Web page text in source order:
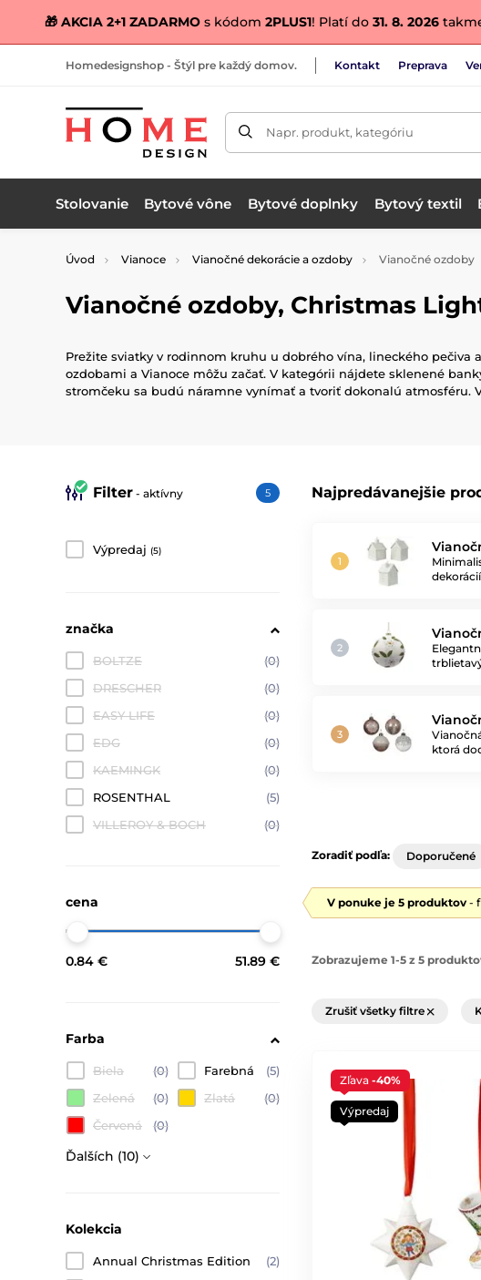
🎁 AKCIA 2+1 ZADARMO s kódom 2PLUS1! Platí do 31. 8. 2026
Homedesignshop - Štýl pre každý domov. Kontakt Preprava
Napr. produkt, kategóriu
Stolovanie Bytové vône Bytové doplnky Bytový textil
Úvod Vianoce Vianočné dekorácie a ozdoby Vianočné ozdoby
Vianočné ozdoby, Christmas
Prežite sviatky v rodinnom kruhu u dobrého vína, lineckého pečiva
ozdobami a Vianoce môžu začať. V kategórii nájdete sklenené
stromčeku sa budú náramne vynímať a tvoriť dokonalú atmosféru.
Najpredávanejšie
ktorá
Filter - aktívny 5
Výpredaj (5)
značka
BOLTZE
(0)
DRESCHER
(0)
EASY LIFE
(0)
EDG
(0)
KAEMINGK
(0)
ROSENTHAL
(5)
VILLEROY & BOCH
(0)
cena
0.84 € 51.89 €
Farba
Biela (0) Farebná
(5)
Zelená
(0) Zlatá
(0)
Červená
(0)
Ďalších (10)
Kolekcia
Annual Christmas Edition
(2)
Zoradiť podľa: Doporučené
V ponuke je 5 produktov -
Zobrazujeme 1-5 z 5
Zrušiť všetky filtre
Zľava -40%
Výpredaj